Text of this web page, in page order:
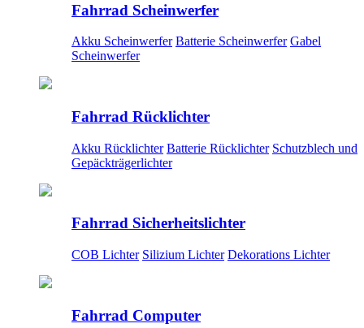
Fahrrad Scheinwerfer
Akku Scheinwerfer Batterie Scheinwerfer Gabel
Scheinwerfer
Fahrrad Rücklichter
Akku Rücklichter Batterie Rücklichter Schutzblech und
Gepäckträgerlichter
Fahrrad Sicherheitslichter
COB Lichter Silizium Lichter Dekorations Lichter
Fahrrad Computer